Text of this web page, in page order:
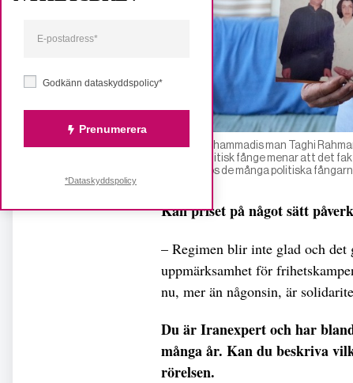
Narges Mohammadis man Taghi
tidigare politisk fånge menar att det
moralen hos de många politiska
Kan priset på något sätt
– Regimen blir inte glad och
uppmärksamhet för
nu, mer än någonsin, är
Du är Iranexpert och har
många år. Kan du beskriva
rörelsen.
Godkänn dataskyddspolicy*
Prenumerera
*Dataskyddspolicy